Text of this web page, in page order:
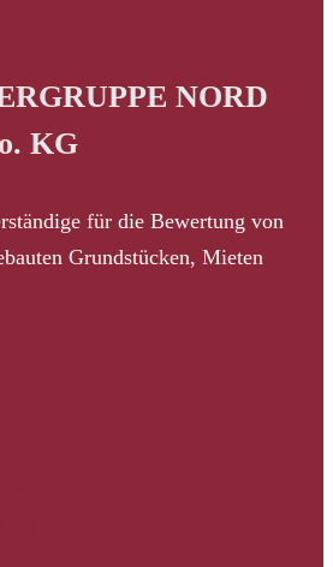
NORD
KG
für die Bewertung von
Grundstücken, Mieten